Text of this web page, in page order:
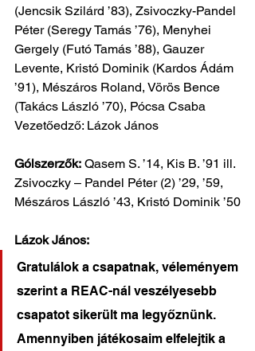
(Jencsik Szilárd ’83), Zsivoczky-Pandel
Péter (Seregy Tamás ’76), Menyhei
Gergely (Futó Tamás ’88), Gauzer
Levente, Kristó Dominik (Kardos Ádám
’91), Mészáros Roland, Vörös Bence
(Takács László ’70), Pócsa Csaba
Vezetőedző: Lázok János
Gólszerzők: Qasem S. ’14, Kis B. ’91 ill.
Zsivoczky – Pandel Péter (2) ’29, ’59,
Mészáros László ’43, Kristó Dominik ’50
Lázok János:
Gratulálok a csapatnak, véleményem
szerint a REAC-nál veszélyesebb
csapatot sikerült ma legyőznünk.
Amennyiben játékosaim elfelejtik a